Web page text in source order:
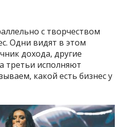
с творчеством
Одни видят в этом
дохода, другие
третьи исполняют
какой есть бизнес у